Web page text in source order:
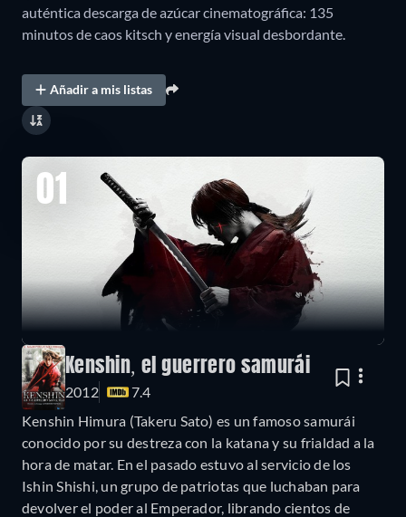
auténtica descarga de azúcar cinematográfica: 135
minutos de caos kitsch y energía visual desbordante.
Añadir a mis listas
01
Kenshin, el guerrero samurái
2012
7.4
Kenshin Himura (Takeru Sato) es un famoso samurái
conocido por su destreza con la katana y su frialdad a la
hora de matar. En el pasado estuvo al servicio de los
Ishin Shishi, un grupo de patriotas que luchaban para
devolver el poder al Emperador, librando cientos de